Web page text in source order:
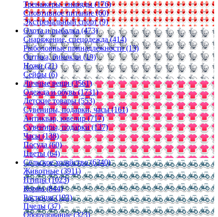
Тренажеры, снаряды (176)
Спортивное питание (60)
Экстремальный спорт (9)
Охота и рыбалка (473)
Снаряжение, спецодежда (414)
Рыболовные принадлежности (13)
Оптика, бинокли (19)
Ножи (21)
Сейфы (6)
Личные вещи (3561)
Одежда и обувь (1731)
Детские товары (553)
Сувениры, подарки, часы (161)
Антиквар, ювелир (717)
Сувениры, подарки (137)
Часы (138)
Посуда (60)
Цветы (64)
Сельское хозяйство (6340)
Животные (3911)
Птицы (1023)
Корма (844)
Растения (193)
Пчелы (37)
Оборудование (323)